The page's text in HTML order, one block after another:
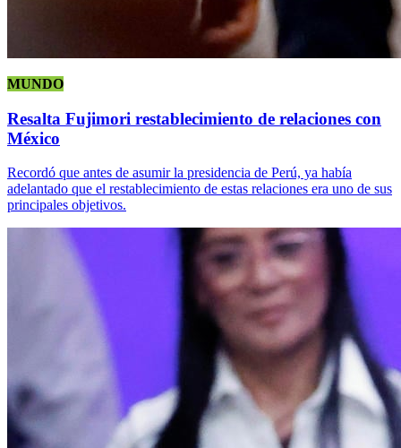
MUNDO
Resalta Fujimori restablecimiento de relaciones con
México
Recordó que antes de asumir la presidencia de Perú, ya había
adelantado que el restablecimiento de estas relaciones era uno de sus
principales objetivos.